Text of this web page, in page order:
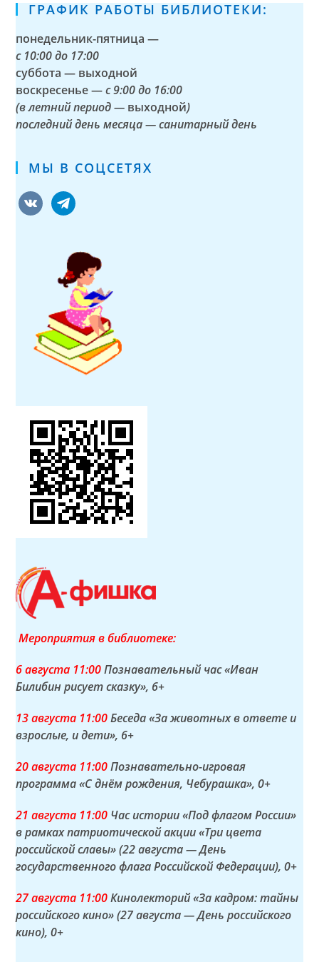
ГРАФИК РАБОТЫ БИБЛИОТЕКИ:
понедельник-пятница —
с 10:00 до 17:00
суббота — выходной
воскресенье —с 9:00 до 16:00
(в летний период — выходной)
последний день месяца — санитарный день
МЫ В СОЦСЕТЯХ
vkontaktetelegram
Мероприятия в библиотеке:
6 августа 11:00Познавательный час «Иван
Билибин рисует сказку», 6+
13 августа 11:00Беседа «За животных в ответе и
взрослые, и дети», 6+
20 августа 11:00Познавательно-игровая
программа «С днём рождения, Чебурашка», 0+
21 августа 11:00 Час истории «Под флагом России»
в рамках патриотической акции «Три цвета
российской славы» (22 августа — День
государственного флага Российской Федерации), 0+
27 августа 11:00Кинолекторий «За кадром: тайны
российского кино» (27 августа — День российского
кино), 0+